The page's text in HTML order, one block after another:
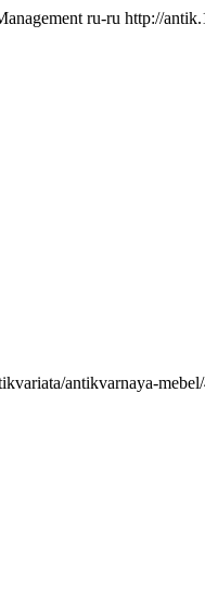
ru-ru http://
antikvarnaya-